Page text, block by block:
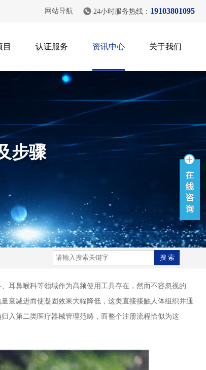
网站导航 24小时服务热线： 19103801095
目 认证服务 资讯中心 关于我们
步骤
鼻喉科等领域作为高频使用工具存在，然而不容忽视的
衰减进而使凝固效果大幅降低，这类直接接触人体组织并通
入第二类医疗器械管理范畴，而整个注册流程恰似为这